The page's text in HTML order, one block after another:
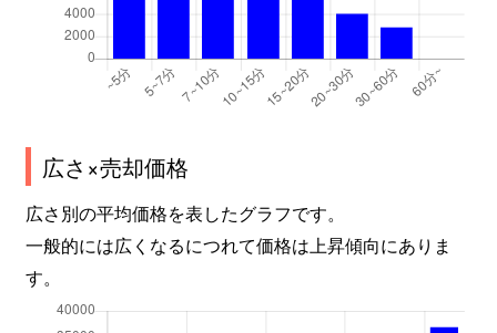
広さ×売却価格
広さ別の平均価格を表したグラフです。
一般的には広くなるにつれて価格は上昇傾向にありま
す。